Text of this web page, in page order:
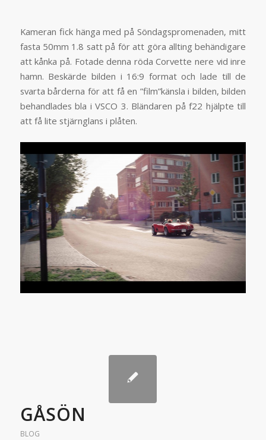
Kameran fick hänga med på Söndagspromenaden, mitt
fasta 50mm 1.8 satt på för att göra allting behändigare
att kånka på. Fotade denna röda Corvette nere vid inre
hamn. Beskärde bilden i 16:9 format och lade till de
svarta bårderna för att få en ”film”känsla i bilden, bilden
behandlades bla i VSCO 3. Bländaren på f22 hjälpte till
att få lite stjärnglans i plåten.
GÅSÖN
BLOG